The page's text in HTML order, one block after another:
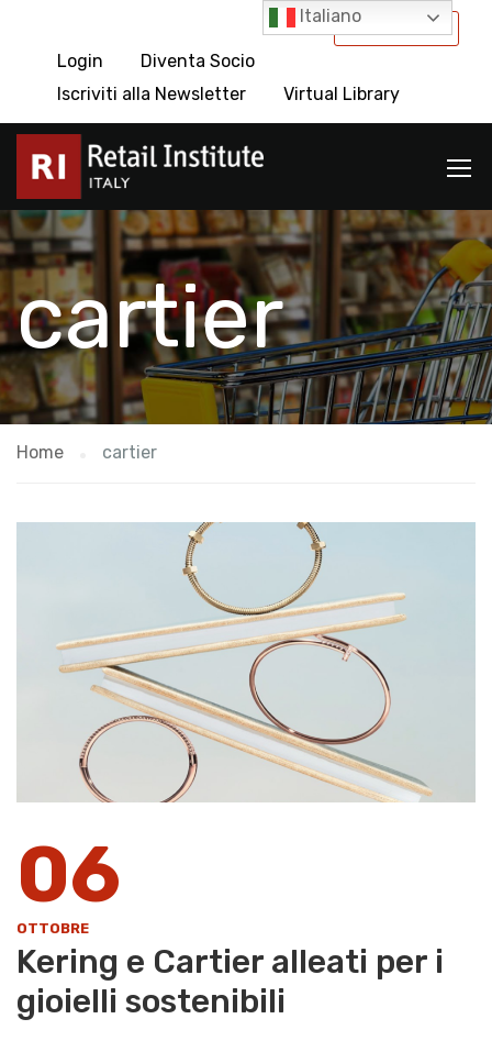
International
Login
Diventa Socio
Iscriviti alla Newsletter
Virtual Library
cartier
Home cartier
06
OTTOBRE
Kering e Cartier alleati per i
gioielli sostenibili
Italiano